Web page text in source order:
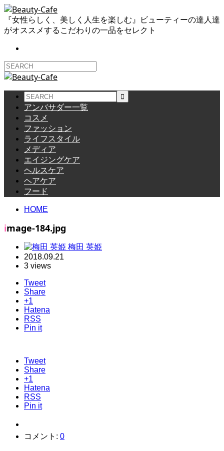
『女性らしく、美しく人生を楽しむ』ビューティーの達人達
がオススメするこだわりの一品をセレクト
アンバサダー一覧
コスメ
ファッション
ライフスタイル
メディア
エイジングケア
ヘルスケア
ヘアケア
フード
HOME
image-184.jpg
梅田 英姫
2018.09.21
3 views
Tweet
Share
+1
Hatena
RSS
Pin it
Tweet
Share
+1
Hatena
RSS
Pin it
コメント: 0